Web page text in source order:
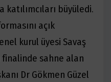
büyüledi.
açık
kurul üyesi Savaş
finalinde sahne alan
Dr Gökmen Güzel